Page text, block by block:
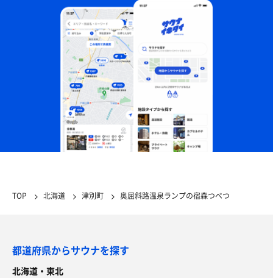
メンチカツ＆エゾシカ肉バーガー
すっかりハマってます😁
TOP 北海道 津別町 奥屈斜路温泉ランプの宿森つべつ
都道府県からサウナを探す
北海道・東北